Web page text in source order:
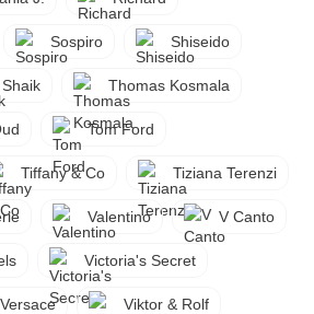
Sospiro Shiseido
Shaik Thomas Kosmala
Tom Ford
Tiffany & Co Tiziana Terenzi
Valentino V Canto
Victoria's Secret
Versace Viktor & Rolf